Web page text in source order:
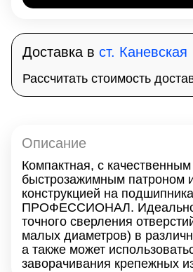
Доставка в ст. Каневская
Рассчитать стоимость
Описание
Компактная, с качественным
быстрозажимным патроном
конструкцией на
ПРОФЕССИОНАЛ. Идеально
точного сверления
малых диаметров) в
а также может
заворачивания крепежных